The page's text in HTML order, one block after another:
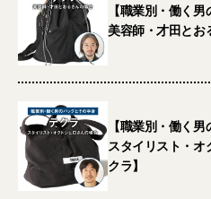
【職業別・働く男
美容師・才田とお
【職業別・働く男
スタイリスト・オ
クラ】